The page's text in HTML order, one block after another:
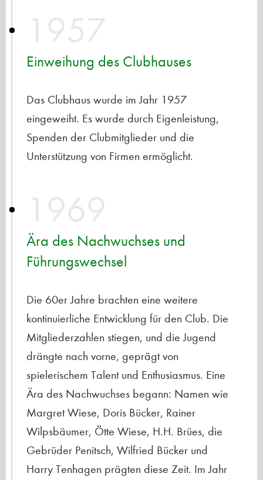
Einweihung des Clubhauses
Das Clubhaus wurde im Jahr 1957
eingeweiht. Es wurde durch Eigenleistung,
Spenden der Clubmitglieder und die
Unterstützung von Firmen ermöglicht.
Ära des Nachwuchses und
Führungswechsel
Die 60er Jahre brachten eine weitere
kontinuierliche Entwicklung für den Club. Die
Mitgliederzahlen stiegen, und die Jugend
drängte nach vorne, geprägt von
spielerischem Talent und Enthusiasmus. Eine
Ära des Nachwuchses begann: Namen wie
Margret Wiese, Doris Bücker, Rainer
Wilpsbäumer, Ötte Wiese, H.H. Brües, die
Gebrüder Penitsch, Wilfried Bücker und
Harry Tenhagen prägten diese Zeit. Im Jahr